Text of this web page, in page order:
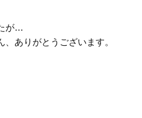
が…
ありがとうございます。